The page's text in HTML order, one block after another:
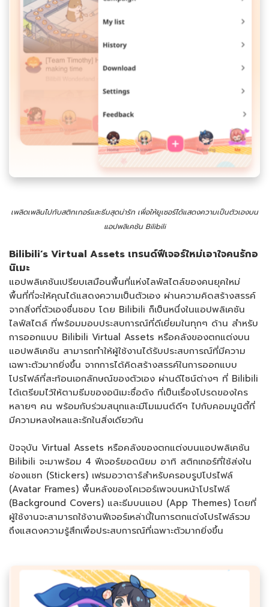
เพลิดเพลินไปกับสติกเกอร์และธีมสุดน่ารัก เพื่อให้ยูเซอร์ได้แสดงความเป็นตัวเองบน
แอปพลิเคชัน Bilibili
Bilibili’s Virtual Assets เทรนด์ฟีเจอร์ใหม่เอาใจคนรักอ
นิเมะ
แอปพลิเคชันเปรียบเสมือนพื้นที่แห่งไลฟ์สไตล์ของคนยุคใหม่
พื้นที่ที่จะให้คุณได้แสดงความเป็นตัวเอง ผ่านความคิดสร้างสรรค์
จากสิ่งที่ตัวเองชื่นชอบ โดย Bilibili ก็เป็นหนึ่งในแอปพลิเคชัน
ไลฟ์สไตล์ ที่พร้อมมอบประสบการณ์ที่ดีเยี่ยมในทุกๆ ด้าน สำหรับ
การออกแบบ Bilibili Virtual Assets หรือคลังของตกแต่งบน
แอปพลิเคชัน สามารถทำให้ผู้ใช้งานได้รับประสบการณ์ที่มีความ
เฉพาะตัวมากยิ่งขึ้น จากการได้คิดสร้างสรรค์ในการออกแบบ
โปรไฟล์ที่สะท้อนเอกลักษณ์ของตัวเอง ผ่านดีไซน์ต่างๆ ที่ Bilibili
ได้เตรียมไว้ให้ตามธีมของอนิเมะชื่อดัง ที่เป็นเรื่องโปรดของใคร
หลายๆ คน พร้อมกับร่วมสนุกและมีโมเมนต์ดีๆ ไปกับคอมมูนิตี้ที่
มีความหลงใหลและรักในสิ่งเดียวกัน
ปัจจุบัน Virtual Assets หรือคลังของตกแต่งบนแอปพลิเคชัน
Bilibili จะมาพร้อม 4 ฟีเจอร์ยอดนิยม อาทิ สติกเกอร์ที่ใช้ส่งใน
ช่องแชท (Stickers) เฟรมอวาตาร์สำหรับครอบรูปโปรไฟล์
(Avatar Frames) พื้นหลังของโคเวอร์เพจบนหน้าโปรไฟล์
(Background Covers) และธีมบนแอป (App Themes) โดยที่
ผู้ใช้งานจะสามารถใช้งานฟีเจอร์เหล่านี้ในการตกแต่งโปรไฟล์รวม
ถึงแสดงความรู้สึกเพื่อประสบการณ์ที่เฉพาะตัวมากยิ่งขึ้น